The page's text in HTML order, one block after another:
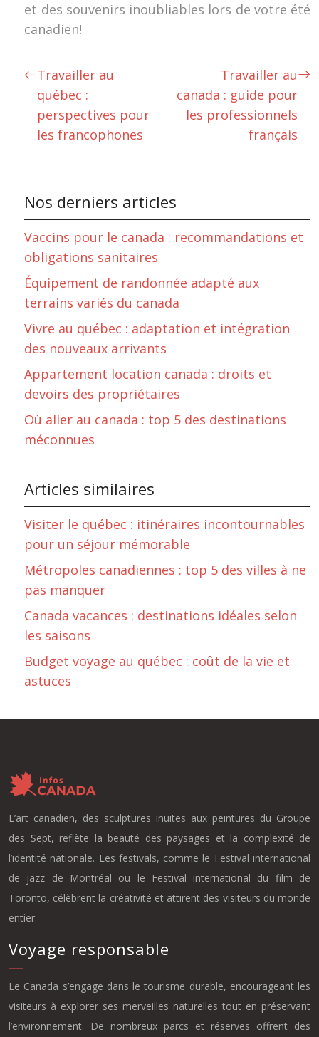
et des souvenirs inoubliables lors de votre été
canadien!
Travailler au
québec :
perspectives pour
les francophones
Travailler au
canada : guide pour
les professionnels
français
Nos derniers articles
Vaccins pour le canada : recommandations et
obligations sanitaires
Équipement de randonnée adapté aux
terrains variés du canada
Vivre au québec : adaptation et intégration
des nouveaux arrivants
Appartement location canada : droits et
devoirs des propriétaires
Où aller au canada : top 5 des destinations
méconnues
Articles similaires
Visiter le québec : itinéraires incontournables
pour un séjour mémorable
Métropoles canadiennes : top 5 des villes à ne
pas manquer
Canada vacances : destinations idéales selon
les saisons
Budget voyage au québec : coût de la vie et
astuces
L’art canadien, des sculptures inuites aux peintures du Groupe
des Sept, reflète la beauté des paysages et la complexité de
l’identité nationale. Les festivals, comme le Festival international
de jazz de Montréal ou le Festival international du film de
Toronto, célèbrent la créativité et attirent des visiteurs du monde
entier.
Voyage responsable
Le Canada s’engage dans le tourisme durable, encourageant les
visiteurs à explorer ses merveilles naturelles tout en préservant
l’environnement. De nombreux parcs et réserves offrent des